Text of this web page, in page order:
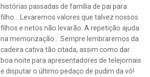
histórias passadas de família de pai para
filho… Levaremos valores que talvez nossos
filhos e netos não levarão. A repetição ajuda
na memorização… Sempre lembraremos da
cadeira cativa tão citada, assim como dar
boa noite para apresentadores de telejornais
e disputar o último pedaço de pudim da vó!